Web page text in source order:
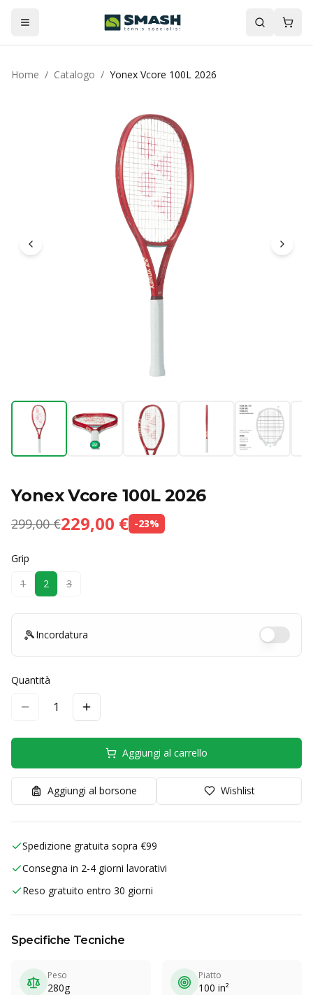
Home / Catalogo / Yonex Vcore 100L 2026
Yonex Vcore 100L 2026
299,00 €229,00 € -23%
Grip
1
2 3
🎾Incordatura
Quantità
1
Aggiungi al carrello
Aggiungi al borsone Wishlist
Spedizione gratuita sopra €99
Consegna in 2-4 giorni lavorativi
Reso gratuito entro 30 giorni
Specifiche Tecniche
Peso
280g
Piatto
100 in²